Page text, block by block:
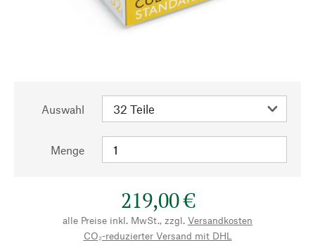
Auswahl
Menge
219,00 €
alle Preise inkl. MwSt., zzgl. Versandkosten
CO₂-reduzierter Versand mit DHL